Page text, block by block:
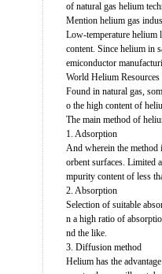
of natural gas helium
Mention helium gas
Low-temperature helium
content. Since helium in
emiconductor
World Helium Resources
Found in natural gas,
o the high content of
The main method of
1. Adsorption
And wherein the method
orbent surfaces. Limited
mpurity content of less
2. Absorption
Selection of suitable
n a high ratio of
nd the like.
3. Diffusion method
Helium has the